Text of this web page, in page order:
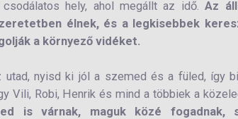
hely, ahol megállt az idő.Az
élnek, és a legkisebbek
a környező vidéket.
utad, nyisd ki jól a szemed és a füled, így
Vili, Robi, Henrik és mind a többiek a
is várnak, maguk közé fogadnak,